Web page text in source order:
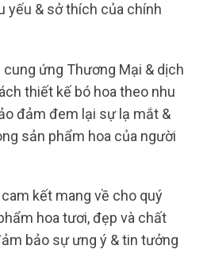
yếu & sở thích của chính
ứng Thương Mại & dịch
thiết kế bó hoa theo nhu
đảm đem lại sự lạ mắt &
sản phẩm hoa của người
kết mang về cho quý
hoa tươi, đẹp và chất
bảo sự ưng ý & tin tưởng